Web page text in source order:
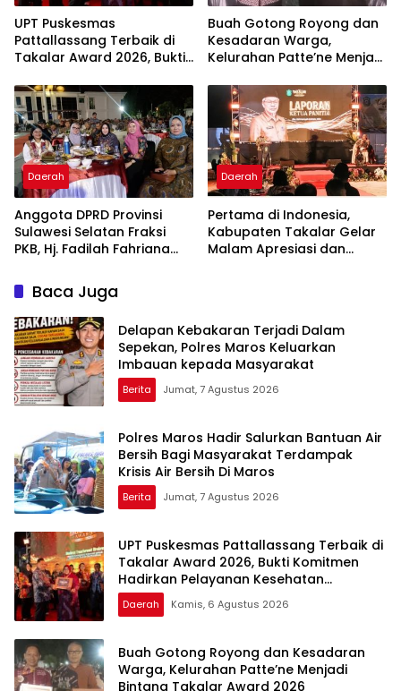
UPT Puskesmas
Pattallassang Terbaik di
Takalar Award 2026, Bukti
Pelayanan Kesehatan
Berkualitas
Buah Gotong Royong dan
Kesadaran Warga,
Kelurahan Patte’ne Menjadi
2026
Daerah
Anggota DPRD Provinsi
Sulawesi Selatan Fraksi
PKB, Hj. Fadilah Fahriana
Takalar Menyalakan
Lentera Pengabdian
Melalui Malam Apresiasi
dan Inovasi Award 2026
Daerah
Pertama di Indonesia,
Kabupaten Takalar Gelar
Malam Apresiasi dan
Baca Juga
Delapan Kebakaran Terjadi Dalam
Sepekan, Polres Maros Keluarkan
Imbauan kepada Masyarakat
Berita Jumat, 7 Agustus 2026
Polres Maros Hadir Salurkan Bantuan Air
Bersih Bagi Masyarakat Terdampak
Krisis Air Bersih Di Maros
Berita Jumat, 7 Agustus 2026
UPT Puskesmas Pattallassang Terbaik di
Takalar Award 2026, Bukti Komitmen
Hadirkan Pelayanan Kesehatan
Berkualitas
Daerah Kamis, 6 Agustus 2026
Buah Gotong Royong dan Kesadaran
Warga, Kelurahan Patte’ne Menjadi
Bintang Takalar Award 2026